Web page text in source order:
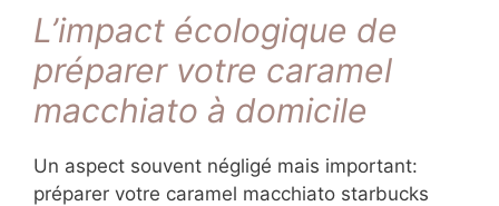
L’impact écologique de
préparer votre caramel
macchiato à domicile
Un aspect souvent négligé mais important:
préparer votre caramel macchiato starbucks